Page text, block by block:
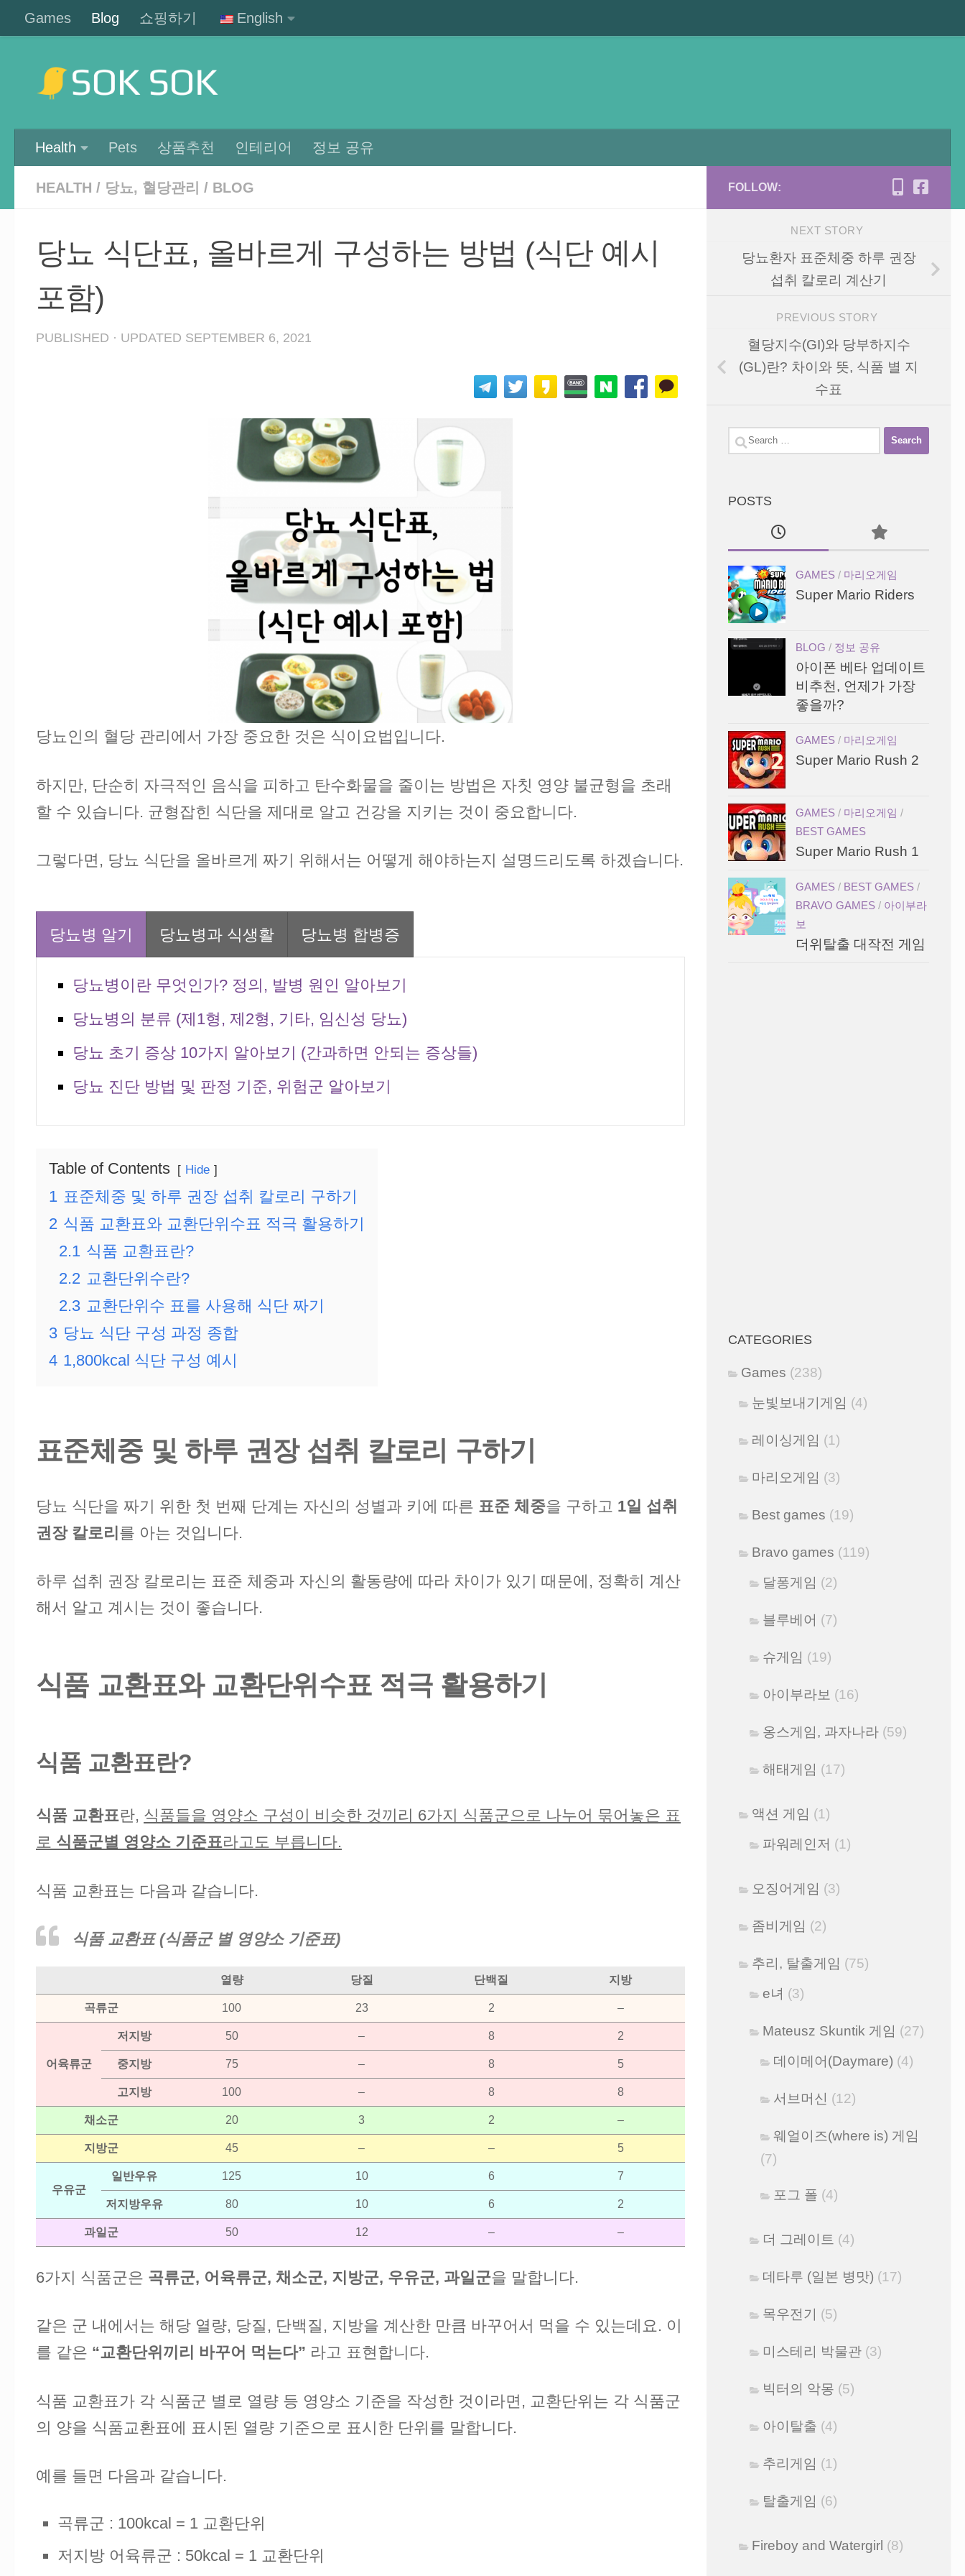
Skip to content
Games Blog 쇼핑하기 English
Health Pets 상품추천 인테리어 정보 공유
HEALTH / 당뇨, 혈당관리 / BLOG
당뇨 식단표, 올바르게 구성하는 방법 (식단 예시
포함)
PUBLISHED · UPDATED SEPTEMBER 6, 2021
당뇨인의 혈당 관리에서 가장 중요한 것은 식이요법입니다.
하지만, 단순히 자극적인 음식을 피하고 탄수화물을 줄이는 방법은 자칫 영양 불균형을 초래
할 수 있습니다. 균형잡힌 식단을 제대로 알고 건강을 지키는 것이 중요합니다.
그렇다면, 당뇨 식단을 올바르게 짜기 위해서는 어떻게 해야하는지 설명드리도록 하겠습니다.
당뇨병 알기 당뇨병과 식생활 당뇨병 합병증
당뇨병이란 무엇인가? 정의, 발병 원인 알아보기
당뇨병의 분류 (제1형, 제2형, 기타, 임신성 당뇨)
당뇨 초기 증상 10가지 알아보기 (간과하면 안되는 증상들)
당뇨 진단 방법 및 판정 기준, 위험군 알아보기
Table of Contents Hide
1 표준체중 및 하루 권장 섭취 칼로리 구하기
2 식품 교환표와 교환단위수표 적극 활용하기
2.1 식품 교환표란?
2.2 교환단위수란?
2.3 교환단위수 표를 사용해 식단 짜기
3 당뇨 식단 구성 과정 종합
4 1,800kcal 식단 구성 예시
표준체중 및 하루 권장 섭취 칼로리 구하기
당뇨 식단을 짜기 위한 첫 번째 단계는 자신의 성별과 키에 따른 표준 체중을 구하고 1일 섭취
권장 칼로리 를 아는 것입니다.
하루 섭취 권장 칼로리는 표준 체중과 자신의 활동량에 따라 차이가 있기 때문에, 정확히 계산
해서 알고 계시는 것이 좋습니다.
식품 교환표와 교환단위수표 적극 활용하기
식품 교환표란?
식품 교환표란, 식품들을 영양소 구성이 비슷한 것끼리 6가지 식품군으로 나누어 묶어놓은 표
로 식품군별 영양소 기준표라고도 부릅니다.
식품 교환표는 다음과 같습니다.
식품 교환표 (식품군 별 영양소 기준표)
열량 당질 단백질 지방
곡류군 100 23 2 –
어육류군
저지방 50 – 8 2
중지방 75 – 8 5
고지방 100 – 8 8
채소군 20 3 2 –
지방군 45 – – 5
우유군
일반우유 125 10 6 7
저지방우유 80 10 6 2
과일군 50 12 – –
6가지 식품군은 곡류군, 어육류군, 채소군, 지방군, 우유군, 과일군을 말합니다.
같은 군 내에서는 해당 열량, 당질, 단백질, 지방을 계산한 만큼 바꾸어서 먹을 수 있는데요. 이
를 같은 “교환단위끼리 바꾸어 먹는다” 라고 표현합니다.
식품 교환표가 각 식품군 별로 열량 등 영양소 기준을 작성한 것이라면, 교환단위는 각 식품군
의 양을 식품교환표에 표시된 열량 기준으로 표시한 단위를 말합니다.
예를 들면 다음과 같습니다.
곡류군 : 100kcal = 1 교환단위
저지방 어육류군 : 50kcal = 1 교환단위
FOLLOW:
NEXT STORY
당뇨환자 표준체중 하루 권장
섭취 칼로리 계산기
PREVIOUS STORY
혈당지수(GI)와 당부하지수
(GL)란? 차이와 뜻, 식품 별 지
수표
Search
POSTS
GAMES / 마리오게임
Super Mario Riders
BLOG / 정보 공유
아이폰 베타 업데이트
비추천, 언제가 가장
좋을까?
GAMES / 마리오게임
Super Mario Rush 2
GAMES / 마리오게임 /
BEST GAMES
Super Mario Rush 1
GAMES / BEST GAMES /
BRAVO GAMES / 아이부라
보
더위탈출 대작전 게임
CATEGORIES
Games (238)
눈빛보내기게임 (4)
레이싱게임 (1)
마리오게임 (3)
Best games (19)
Bravo games (119)
달퐁게임 (2)
블루베어 (7)
슈게임 (19)
아이부라보 (16)
옹스게임, 과자나라 (59)
해태게임 (17)
액션 게임 (1)
파워레인저 (1)
오징어게임 (3)
좀비게임 (2)
추리, 탈출게임 (75)
e녀 (3)
Mateusz Skuntik 게임 (27)
데이메어(Daymare) (4)
서브머신 (12)
웨얼이즈(where is) 게임
(7)
포그 폴 (4)
더 그레이트 (4)
데타루 (일본 병맛) (17)
목우전기 (5)
미스테리 박물관 (3)
빅터의 악몽 (5)
아이탈출 (4)
추리게임 (1)
탈출게임 (6)
Fireboy and Watergirl (8)